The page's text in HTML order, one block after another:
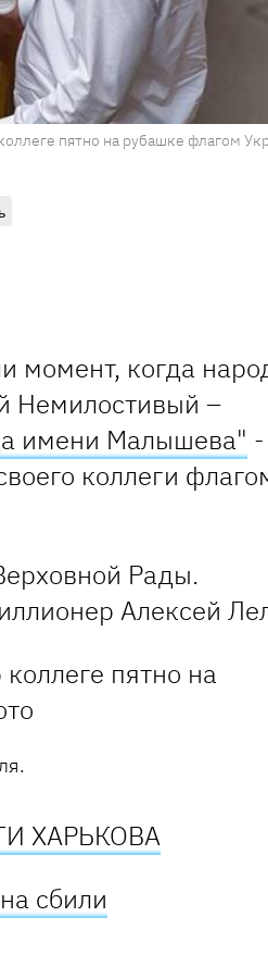
пятно на рубашке флагом
момент, когда
Немилостивый –
имени Малышева" -
коллеги
Рады.
Алексей
ХАРЬКОВА
сбили